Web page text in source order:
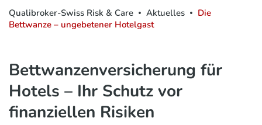
Qualibroker-Swiss Risk & Care Aktuelles
Die
Bettwanze – ungebetener Hotelgast
Bettwanzenversicherung für
Hotels – Ihr Schutz vor
finanziellen Risiken